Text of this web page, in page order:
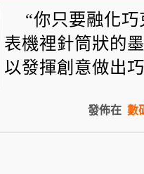
“你只要融化
表機裡針筒狀的
以發揮創意做出
發佈在 數